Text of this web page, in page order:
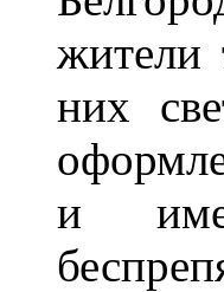
жители
них
и